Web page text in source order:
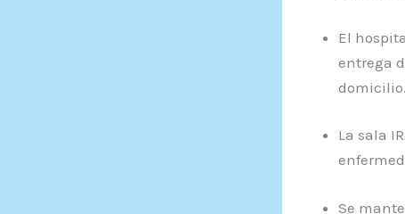
El
entrega
domicilio.
La sala
Se